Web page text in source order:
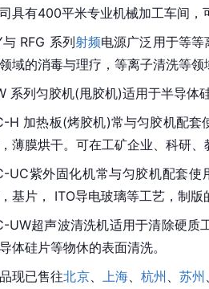
具有400平米专业机械加工车间，
RFG 系列射频电源广泛用于等
域的消毒与理疗，等离子清洗等领
系列匀胶机(甩胶机)适用于半导体
H 加热板(烤胶机)常与匀胶机配
薄膜烘干。可在工矿企业、科研、
UC紫外固化机常与匀胶机配套
基片， ITO导电玻璃等工艺，制版
UW超声波清洗机适用于清除硬质
体硅片等物休的表面清洗。
现已售往北京、 上海、 杭州 、苏州